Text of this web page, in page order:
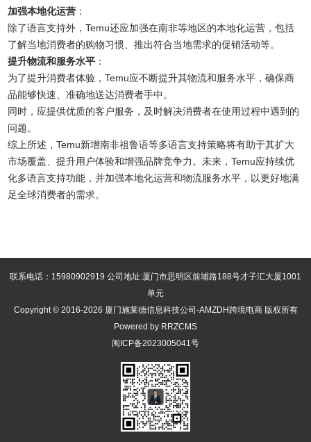
加强本地化运营 ：
除了语言支持外，Temu还应加强在南非等地区的本地化运营，包括
了解当地消费者的购物习惯、推出符合当地需求的促销活动等。
提升物流和服务水平 ：
为了提升消费者体验，Temu应不断提升其物流和服务水平，确保商
品能够快速、准确地送达消费者手中。
同时，应提供优质的客户服务，及时解决消费者在使用过程中遇到的
问题。
综上所述，Temu新增南非祖鲁语等多语言支持策略将有助于其扩大
市场覆盖、提升用户体验和增强品牌竞争力。未来，Temu应持续优
化多语言支持功能，并加强本地化运营和物流服务水平，以更好地满
足全球消费者的需求。
联系电话：15980902919 公司地址:厦门市思明区前埔路188号才子汇大厦1001
单元
Copyright © 2016-2026 厦门施莱德信息科技公司-AMZDH跨境电商 版权所有
Powered by RRZCMS
闽ICP备2023005041号